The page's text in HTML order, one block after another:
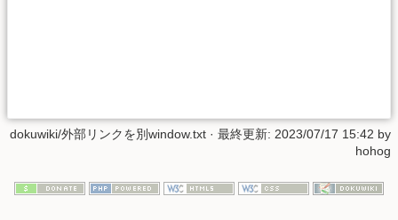
dokuwiki/外部リンクを別window.txt · 最終更新: 2023/07/17 15:42 by
hohog